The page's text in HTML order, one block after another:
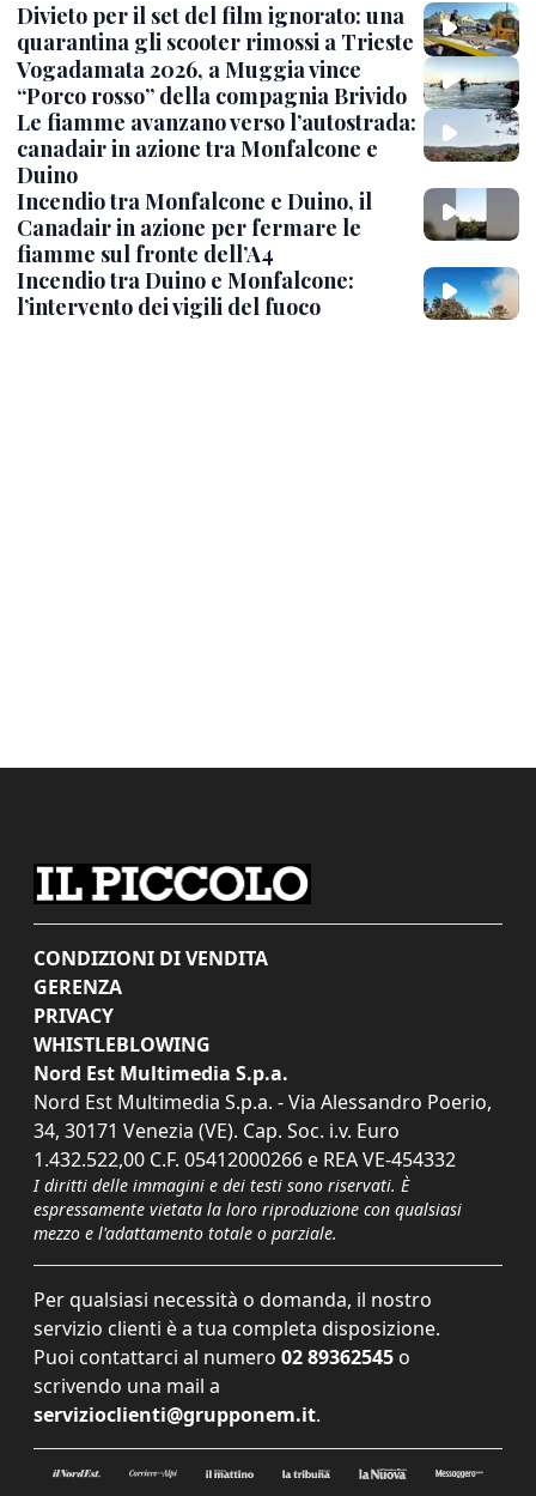
Divieto per il set del film ignorato: una
quarantina gli scooter rimossi a Trieste
Vogadamata 2026, a Muggia vince
“Porco rosso” della compagnia Brivido
Le fiamme avanzano verso l’autostrada:
canadair in azione tra Monfalcone e
Duino
Incendio tra Monfalcone e Duino, il
Canadair in azione per fermare le
fiamme sul fronte dell’A4
Incendio tra Duino e Monfalcone:
l’intervento dei vigili del fuoco
CONDIZIONI DI VENDITA
GERENZA
PRIVACY
WHISTLEBLOWING
Nord Est Multimedia S.p.a.
Nord Est Multimedia S.p.a. - Via Alessandro Poerio,
34, 30171 Venezia (VE). Cap. Soc. i.v. Euro
1.432.522,00 C.F. 05412000266 e REA VE-454332
I diritti delle immagini e dei testi sono riservati. È
espressamente vietata la loro riproduzione con qualsiasi
mezzo e l'adattamento totale o parziale.
Per qualsiasi necessità o domanda, il nostro
servizio clienti è a tua completa disposizione.
Puoi contattarci al numero 02 89362545 o
scrivendo una mail a
servizioclienti@grupponem.it.